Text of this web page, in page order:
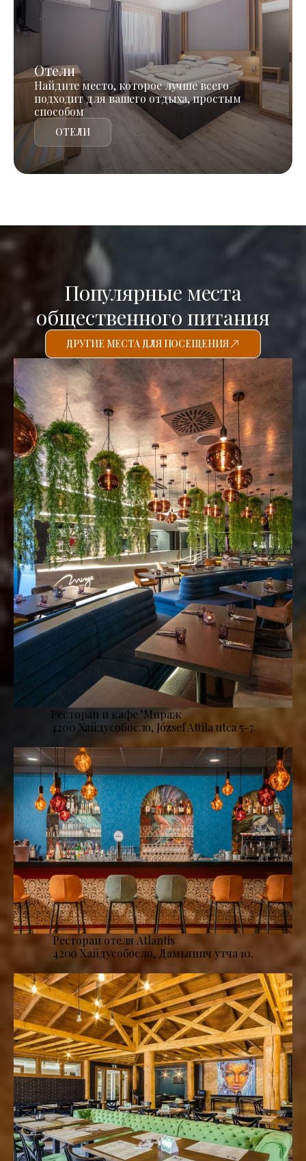
Отели
Найдите место, которое лучше всего
подходит для вашего отдыха, простым
способом
ОТЕЛИ
Популярные места
общественного питания
ДРУГИЕ МЕСТА ДЛЯ ПОСЕЩЕНИЯ
Ресторан и кафе "Мираж
4200 Хайдусобосло, József Attila utca 5-7.
Ресторан отеля Atlantis
4200 Хайдусобосло, Дамьянич утча 10.